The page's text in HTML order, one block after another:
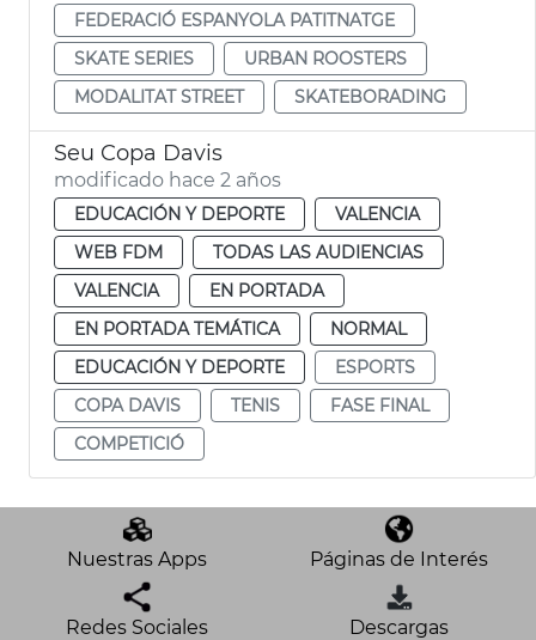
FEDERACIÓ ESPANYOLA PATITNATGE
SKATE SERIES
URBAN ROOSTERS
MODALITAT STREET
SKATEBORADING
Seu Copa Davis
modificado hace 2 años
EDUCACIÓN Y DEPORTE
VALENCIA
WEB FDM
TODAS LAS AUDIENCIAS
VALENCIA
EN PORTADA
EN PORTADA TEMÁTICA
NORMAL
EDUCACIÓN Y DEPORTE
ESPORTS
COPA DAVIS
TENIS
FASE FINAL
COMPETICIÓ
Nuestras Apps Páginas de Interés
Redes Sociales Descargas